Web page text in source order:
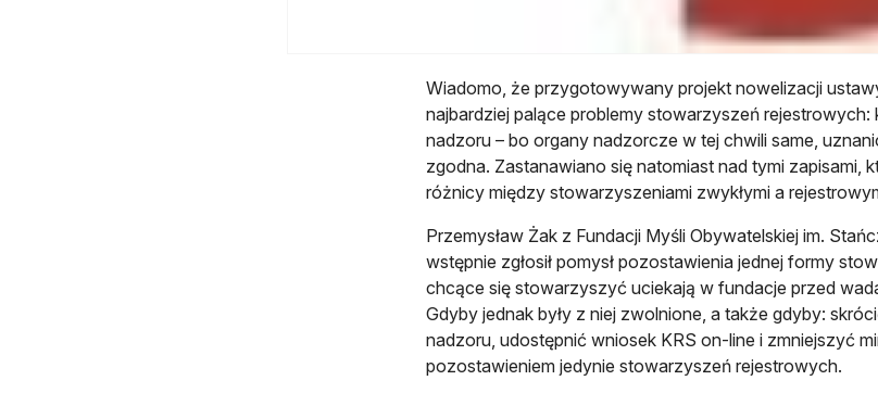
Wiadomo, że przygotowywany projekt nowelizacji
najbardziej palące problemy stowarzyszeń rejestrowych:
nadzoru – bo organy nadzorcze w tej chwili same,
zgodna. Zastanawiano się natomiast nad tymi zapisami,
różnicy między stowarzyszeniami zwykłymi a
Przemysław Żak z Fundacji Myśli Obywatelskiej im.
wstępnie zgłosił pomysł pozostawienia jednej formy
chcące się stowarzyszyć uciekają w fundacje przed
Gdyby jednak były z niej zwolnione, a także gdyby:
nadzoru, udostępnić wniosek KRS on-line i zmniejszyć
pozostawieniem jedynie stowarzyszeń rejestrowych.